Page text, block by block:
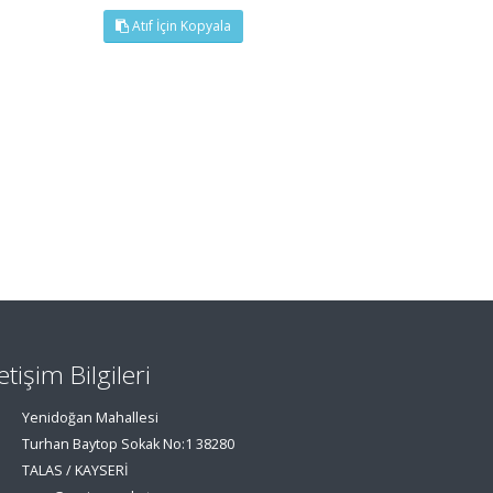
Atıf İçin Kopyala
Bilgileri
Yenidoğan Mahallesi
Turhan Baytop Sokak No:1 38280
TALAS / KAYSERİ